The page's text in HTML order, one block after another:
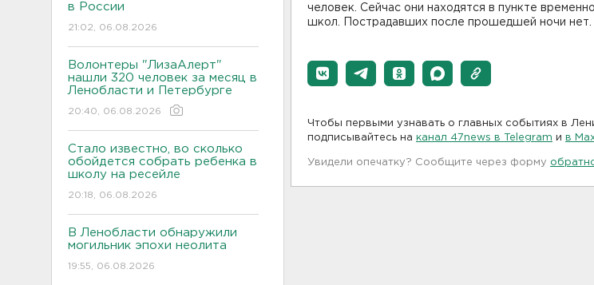
в России
21:02, 06.08.2026
Волонтеры "ЛизаАлерт"
нашли 320 человек за месяц в
Ленобласти и Петербурге
20:40, 06.08.2026
Стало известно, во сколько
обойдется собрать ребенка в
школу на ресейле
20:18, 06.08.2026
В Ленобласти обнаружили
могильник эпохи неолита
19:55, 06.08.2026
человек. Сейчас они находятся в пункте
школ. Пострадавших после прошедшей ночи нет.
Чтобы первыми узнавать о главных событиях в
подписывайтесь на канал 47news в Telegram и в
Увидели опечатку? Сообщите через форму